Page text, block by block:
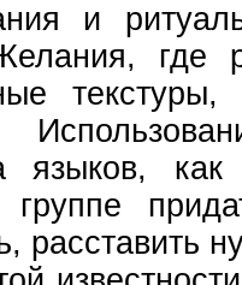
и
где
текстуры,
языков,
группе
расставить